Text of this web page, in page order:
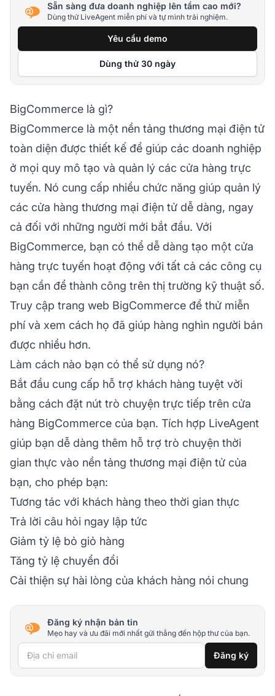
Sẵn sàng đưa doanh nghiệp lên tầm cao mới?
Dùng thử LiveAgent miễn phí và tự mình trải nghiệm.
Yêu cầu demo
Dùng thử 30 ngày
BigCommerce là gì?
BigCommerce là một nền tảng thương mại điện tử
toàn diện được thiết kế để giúp các doanh nghiệp
ở mọi quy mô tạo và quản lý các cửa hàng trực
tuyến. Nó cung cấp nhiều chức năng giúp quản lý
các cửa hàng thương mại điện tử dễ dàng, ngay
cả đối với những người mới bắt đầu. Với
BigCommerce, bạn có thể dễ dàng tạo một cửa
hàng trực tuyến hoạt động với tất cả các công cụ
bạn cần để thành công trên thị trường kỹ thuật số.
Truy cập trang web BigCommerce để thử miễn
phí và xem cách họ đã giúp hàng nghìn người bán
được nhiều hơn.
Làm cách nào bạn có thể sử dụng nó?
Bắt đầu cung cấp hỗ trợ khách hàng tuyệt vời
bằng cách đặt nút trò chuyện trực tiếp trên cửa
hàng BigCommerce của bạn. Tích hợp LiveAgent
giúp bạn dễ dàng thêm hỗ trợ trò chuyện thời
gian thực vào nền tảng thương mại điện tử của
bạn, cho phép bạn:
Tương tác với khách hàng theo thời gian thực
Trả lời câu hỏi ngay lập tức
Giảm tỷ lệ bỏ giỏ hàng
Tăng tỷ lệ chuyển đổi
Cải thiện sự hài lòng của khách hàng nói chung
Đăng ký nhận bản tin
Mẹo hay và ưu đãi mới nhất gửi thẳng đến hộp thư của bạn.
Địa chỉ email Đăng ký